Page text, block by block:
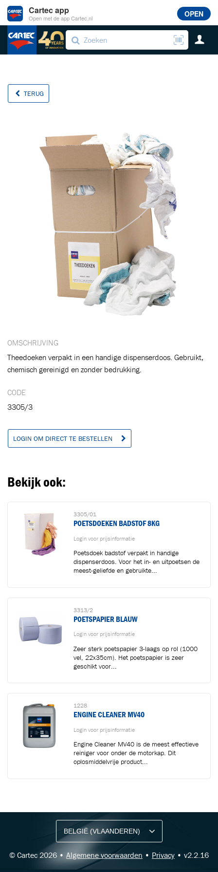
TERUG
OMSCHRIJVING
Theedoeken verpakt in een handige dispenserdoos. Gebruikt,
chemisch gereinigd en zonder bedrukking.
CODE
3305/3
LOGIN OM DIRECT TE BESTELLEN
Bekijk ook:
3305/01
POETSDOEKEN BADSTOF 8KG
Login voor prijsinformatie
Poetsdoek badstof verpakt in handige
dispenserdoos. Voor het in- en uitpoetsen de
meest-geliefde en gebruikte...
3313/2
POETSPAPIER BLAUW
Login voor prijsinformatie
Zeer sterk poetspapier 3-laags op rol (1000
vel, 22x35cm). Het poetspapier is zeer
geschikt voor...
1228
ENGINE CLEANER MV40
Login voor prijsinformatie
Engine Cleaner MV40 is de meest effectieve
reiniger voor onder de motorkap. Dit
oplosmiddelvrije product...
© Cartec 2026 • Algemene voorwaarden • Privacy • v2.2.16
Ontvang vakgerelateerde tips,
aanbiedingen en productupdates van Cartec.
Cartec app
Open met de app Cartec.nl OPEN